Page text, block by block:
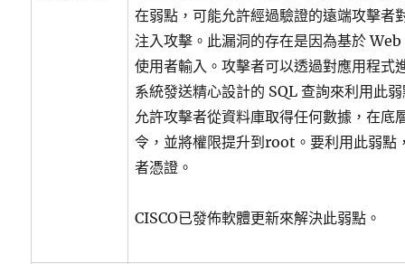
在弱點，可能允許經過驗證的遠端攻擊者
注入攻擊。此漏洞的存在是因為基於
使用者輸入。攻擊者可以透過對應用程式
系統發送精心設計的 SQL 查詢來利用此
允許攻擊者從資料庫取得任何數據，在底
令，並將權限提升到root。要利用此弱點
者憑證。
CISCO已發佈軟體更新來解決此弱點。